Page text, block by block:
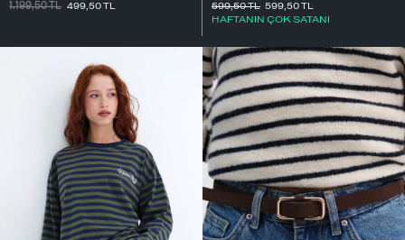
1.199,50TL 499,50TL
599,50TL
HAFTANIN ÇOK SATANI
599,50TL